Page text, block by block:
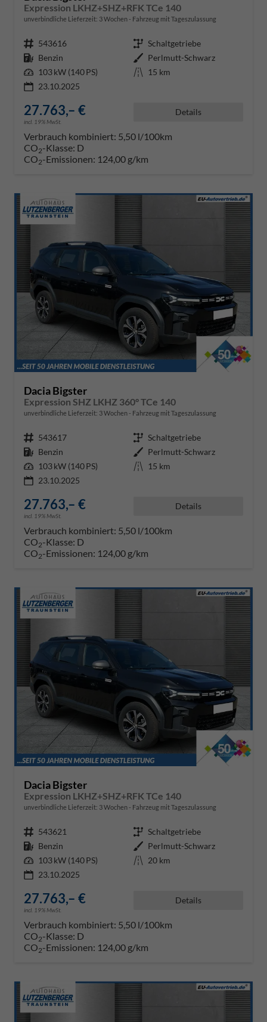
Expression LKHZ+SHZ+RFK TCe 140
unverbindliche Lieferzeit: 3 Wochen Fahrzeug mit Tageszulassung
Fahrzeugnr. 543616 Getriebe Schaltgetriebe
Kraftstoff Benzin Außenfarbe Perlmutt-Schwarz
Leistung 103 kW (140 PS) Kilometerstand 15 km
23.10.2025
27.763,– €
incl. 19% MwSt.
Details
Verbrauch kombiniert: 5,50 l/100km
CO2-Klasse: D
CO2-Emissionen: 124,00 g/km
Dacia Bigster
Expression SHZ LKHZ 360° TCe 140
unverbindliche Lieferzeit: 3 Wochen Fahrzeug mit Tageszulassung
Fahrzeugnr. 543617 Getriebe Schaltgetriebe
Kraftstoff Benzin Außenfarbe Perlmutt-Schwarz
Leistung 103 kW (140 PS) Kilometerstand 15 km
23.10.2025
27.763,– €
incl. 19% MwSt.
Details
Verbrauch kombiniert: 5,50 l/100km
CO2-Klasse: D
CO2-Emissionen: 124,00 g/km
Dacia Bigster
Expression LKHZ+SHZ+RFK TCe 140
unverbindliche Lieferzeit: 3 Wochen Fahrzeug mit Tageszulassung
Fahrzeugnr. 543621 Getriebe Schaltgetriebe
Kraftstoff Benzin Außenfarbe Perlmutt-Schwarz
Leistung 103 kW (140 PS) Kilometerstand 20 km
23.10.2025
27.763,– €
incl. 19% MwSt.
Details
Verbrauch kombiniert: 5,50 l/100km
CO2-Klasse: D
CO2-Emissionen: 124,00 g/km